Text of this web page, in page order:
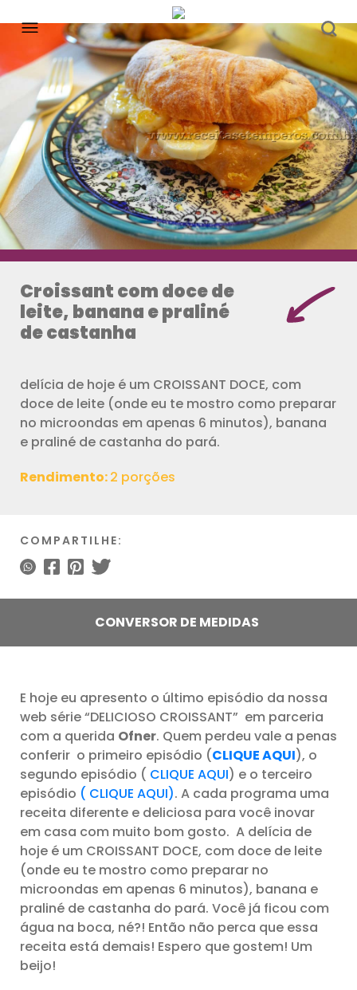
Croissant com doce de
leite, banana e praliné
de castanha
delícia de hoje é um CROISSANT DOCE, com
doce de leite (onde eu te mostro como preparar
no microondas em apenas 6 minutos), banana
e praliné de castanha do pará.
Rendimento:2 porções
COMPARTILHE:
CONVERSOR DE MEDIDAS
E hoje eu apresento o último episódio da nossa
web série “DELICIOSO CROISSANT” em parceria
com a querida Ofner. Quem perdeu vale a penas
conferir o primeiro episódio (CLIQUE AQUI), o
segundo episódio ( CLIQUE AQUI) e o terceiro
episódio ( CLIQUE AQUI). A cada programa uma
receita diferente e deliciosa para você inovar
em casa com muito bom gosto. A delícia de
hoje é um CROISSANT DOCE, com doce de leite
(onde eu te mostro como preparar no
microondas em apenas 6 minutos), banana e
praliné de castanha do pará. Você já ficou com
água na boca, né?! Então não perca que essa
receita está demais! Espero que gostem! Um
beijo!